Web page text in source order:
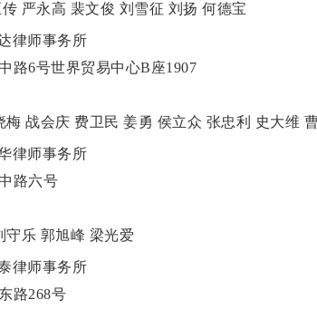
严永高 裴文俊 刘雪征 刘扬 何德宝
师事务所
6号世界贸易中心B座1907
战会庆 费卫民 姜勇 侯立众 张忠利 史大维
师事务所
路六号
乐 郭旭峰 梁光爱
师事务所
路268号